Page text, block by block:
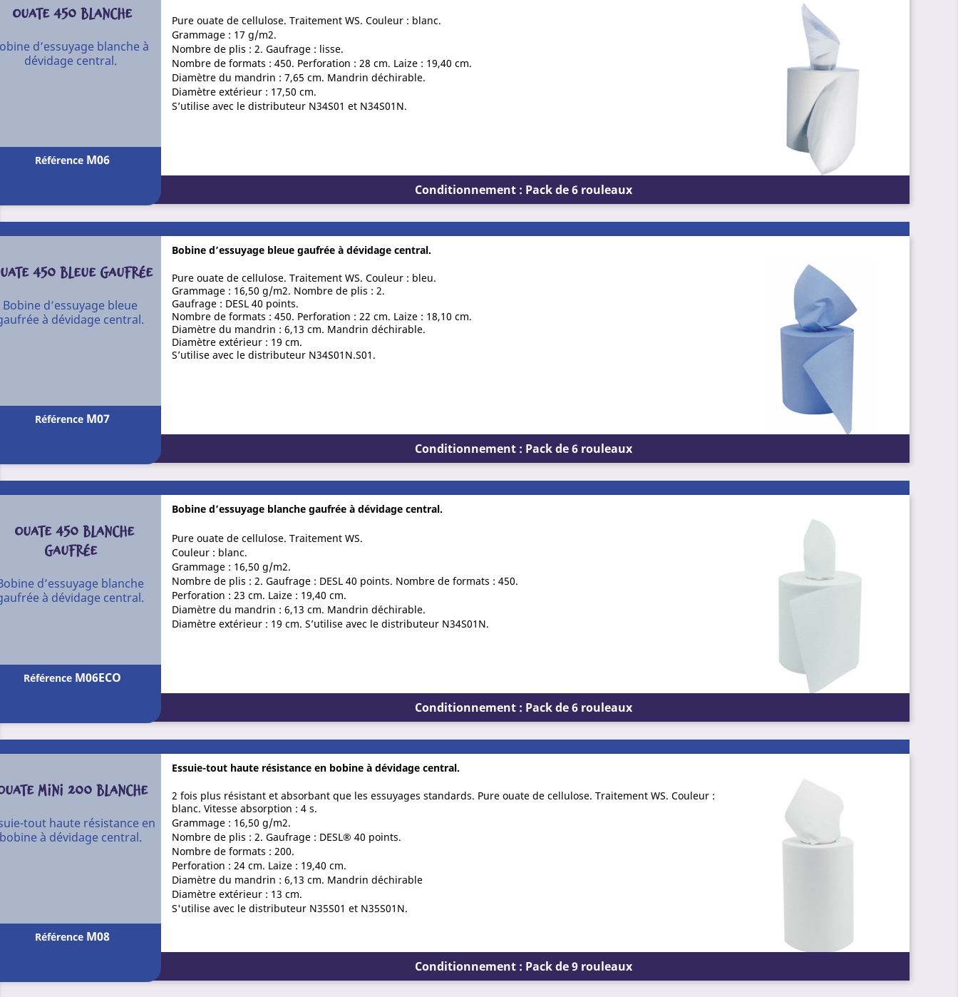
Pure ouate de cellulose. Traitement WS. Couleur : blanc.
Grammage : 17 g/m2.
Nombre de plis : 2. Gaufrage : lisse.
Nombre de formats : 450. Perforation : 28 cm. Laize : 19,40 cm.
Diamètre du mandrin : 7,65 cm. Mandrin déchirable.
Diamètre extérieur : 17,50 cm.
S’utilise avec le distributeur N34S01 et N34S01N.
OUATE 450 BLANCHE
d’essuyage blanche à
dévidage central.
Référence M06
Conditionnement : Pack de 6 rouleaux
Bobine d’essuyage bleue gaufrée à dévidage central.
Pure ouate de cellulose. Traitement WS. Couleur : bleu.
Grammage : 16,50 g/m2. Nombre de plis : 2.
Gaufrage : DESL 40 points.
Nombre de formats : 450. Perforation : 22 cm. Laize : 18,10 cm.
Diamètre du mandrin : 6,13 cm. Mandrin déchirable.
Diamètre extérieur : 19 cm.
S’utilise avec le distributeur N34S01N.S01.
450 BLEUE GAUFRÉE
Bobine d’essuyage bleue
à dévidage central.
Référence M07
Conditionnement : Pack de 6 rouleaux
Bobine d’essuyage blanche gaufrée à dévidage central.
Pure ouate de cellulose. Traitement WS.
Couleur : blanc.
Grammage : 16,50 g/m2.
Nombre de plis : 2. Gaufrage : DESL 40 points. Nombre de formats : 450.
Perforation : 23 cm. Laize : 19,40 cm.
Diamètre du mandrin : 6,13 cm. Mandrin déchirable.
Diamètre extérieur : 19 cm. S’utilise avec le distributeur N34S01N.
OUATE 450 BLANCHE
GAUFRÉE
d’essuyage blanche
à dévidage central.
Référence M06ECO
Conditionnement : Pack de 6 rouleaux
Essuie-tout haute résistance en bobine à dévidage central.
2 fois plus résistant et absorbant que les essuyages standards. Pure ouate de cellulose. Traitement WS. Couleur :
blanc. Vitesse absorption : 4 s.
Grammage : 16,50 g/m2.
Nombre de plis : 2. Gaufrage : DESL® 40 points.
Nombre de formats : 200.
Perforation : 24 cm. Laize : 19,40 cm.
Diamètre du mandrin : 6,13 cm. Mandrin déchirable
Diamètre extérieur : 13 cm.
S'utilise avec le distributeur N35S01 et N35S01N.
MINI 200 BLANCHE
tout haute résistance en
à dévidage central.
Référence M08
Conditionnement : Pack de 9 rouleaux